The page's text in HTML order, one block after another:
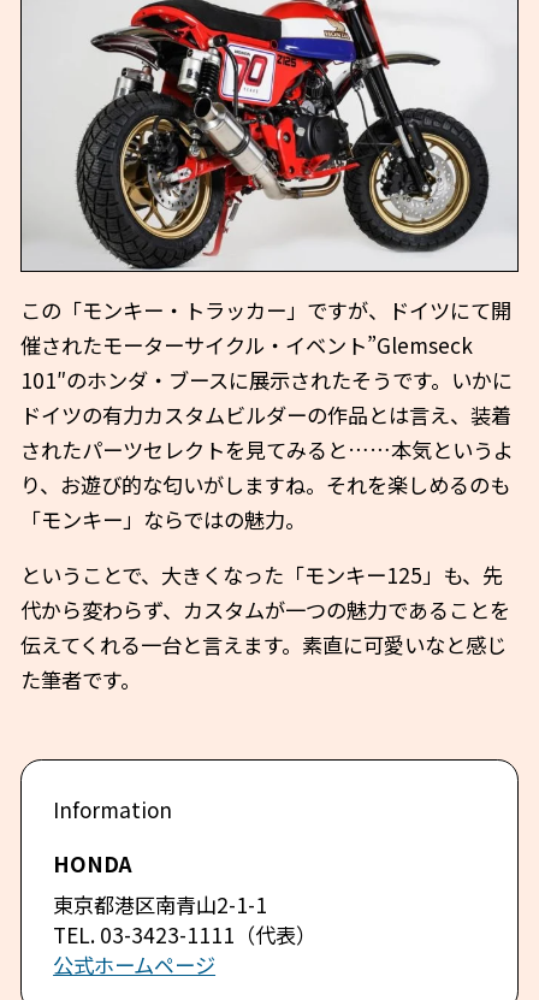
この「モンキー・トラッカー」ですが、ドイツにて開
催されたモーターサイクル・イベント”Glemseck
101″のホンダ・ブースに展示されたそうです。いかに
ドイツの有力カスタムビルダーの作品とは言え、装着
されたパーツセレクトを見てみると……本気というよ
り、お遊び的な匂いがしますね。それを楽しめるのも
「モンキー」ならではの魅力。
ということで、大きくなった「モンキー125」も、先
代から変わらず、カスタムが一つの魅力であることを
伝えてくれる一台と言えます。素直に可愛いなと感じ
た筆者です。
HONDA
東京都港区南青山2-1-1
TEL. 03-3423-1111（代表）
公式ホームページ